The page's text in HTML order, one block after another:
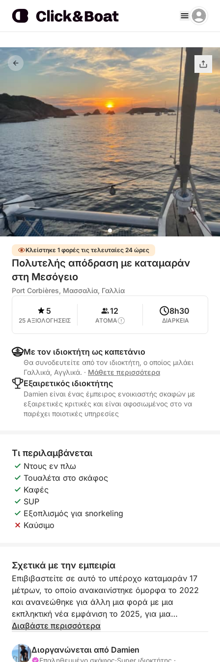
Κλείστηκε 1 φορές τις τελευταίες 24 ώρες
Πολυτελής απόδραση με καταμαράν
στη Μεσόγειο
Port Corbières, Μασσαλία, Γαλλία
5
25 ΑΞΙΟΛΟΓΗΣΕΙΣ
12
ΑΤΟΜΑ
8h30
ΔΙΑΡΚΕΙΑ
Με τον ιδιοκτήτη ως καπετάνιο
Θα συνοδευτείτε από τον ιδιοκτήτη, ο οποίος μιλάει
Γαλλικά, Αγγλικά. · Μάθετε περισσότερα
Εξαιρετικός ιδιοκτήτης
Damien είναι ένας έμπειρος ενοικιαστής σκαφών με
εξαιρετικές κριτικές και είναι αφοσιωμένος στο να
παρέχει ποιοτικές υπηρεσίες
Τι περιλαμβάνεται
Ντους εν πλω
Τουαλέτα στο σκάφος
Καφές
SUP
Εξοπλισμός για snorkeling
Καύσιμο
Σχετικά με την εμπειρία
Επιβιβαστείτε σε αυτό το υπέροχο καταμαράν 17
μέτρων, το οποίο ανακαινίστηκε όμορφα το 2022
και ανανεώθηκε για άλλη μια φορά με μια
εκπληκτική νέα εμφάνιση το 2025, για μια
αξέχαστη απόδραση στη θάλασσα.
Γρήγορο, κομψό και εξαιρετικά άνετο, αυτό το
Διαβάστε περισσότερα
Διοργανώνεται από Damien
Επαληθευμένο σκάφος·Super ιδιοκτήτης ·